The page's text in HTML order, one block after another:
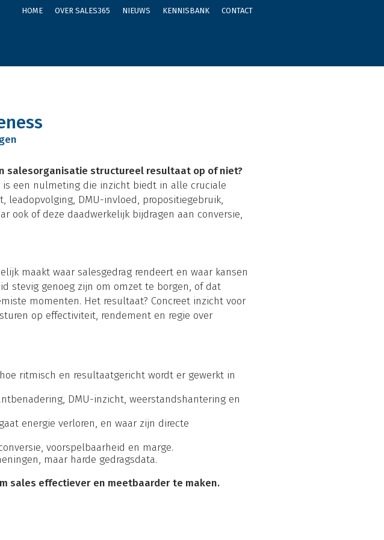
HOME OVER SALES365 NIEUWS KENNISBANK CONTACT
salesorganisatie structureel resultaat op of niet?
is een nulmeting die inzicht biedt in alle cruciale
leadopvolging, DMU-invloed, propositiegebruik,
ook of deze daadwerkelijk bijdragen aan conversie,
maakt waar salesgedrag rendeert en waar kansen
stevig genoeg zijn om omzet te borgen, of dat
momenten. Het resultaat? Concreet inzicht voor
op effectiviteit, rendement en regie over
ritmisch en resultaatgericht wordt er gewerkt in
DMU-inzicht, weerstandshantering en
energie verloren, en waar zijn directe
voorspelbaarheid en marge.
maar harde gedragsdata.
sales effectiever en meetbaarder te maken.